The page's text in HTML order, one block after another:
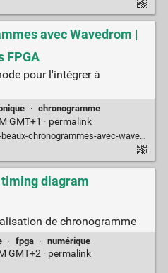
avec Wavedrom |
FPGA
pour l'intégrer à
· chronogramme
GMT+1 · permalink
chronogrammes-avec-wavedrom/
diagram
de chronogramme
· fpga · numérique
GMT+2 · permalink